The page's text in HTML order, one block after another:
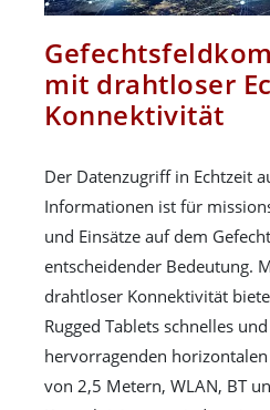
mit drahtloser
Konnektivität
Der Datenzugriff in Echtzeit
Informationen ist für
und Einsätze auf dem
entscheidender Bedeutung.
drahtloser Konnektivität
Rugged Tablets schnelles
hervorragenden
von 2,5 Metern, WLAN, BT